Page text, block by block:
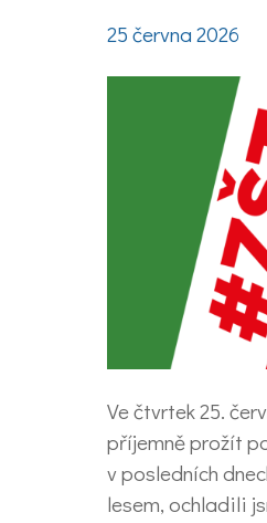
25 června 2026
Ve čtvrtek 25.
příjemně prožít
v posledních
lesem, ochladili